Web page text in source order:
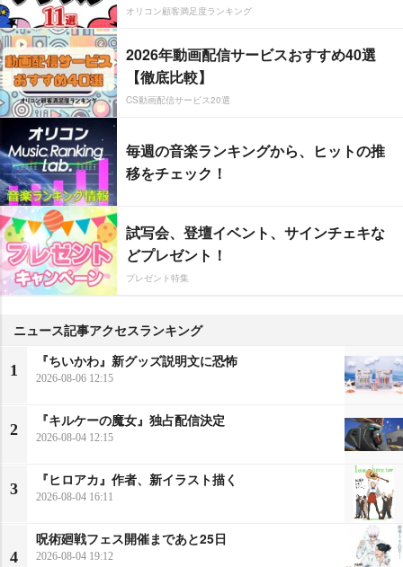
オリコン顧客満足度ランキング
2026年動画配信サービスおすすめ40選
【徹底比較】
CS動画配信サービス20選
毎週の音楽ランキングから、ヒットの推
移をチェック！
試写会、登壇イベント、サインチェキな
どプレゼント！
プレゼント特集
ニュース記事アクセスランキング
1
『ちいかわ』新グッズ説明文に恐怖
2026-08-06 12:15
2
『キルケーの魔女』独占配信決定
2026-08-04 12:15
3
『ヒロアカ』作者、新イラスト描く
2026-08-04 16:11
4
呪術廻戦フェス開催まであと25日
2026-08-04 19:12